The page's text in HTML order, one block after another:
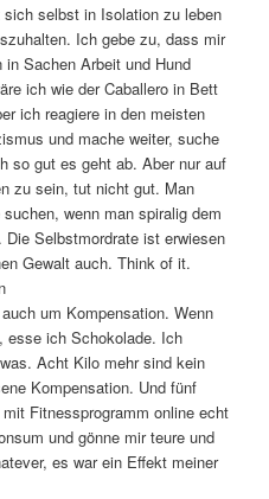
selbst in Isolation zu leben
Ich gebe zu, dass mir
Sachen Arbeit und Hund
ich wie der Caballero in Bett
ich reagiere in den meisten
und mache weiter, suche
so gut es geht ab. Aber nur auf
zu sein, tut nicht gut. Man
wenn man spiralig dem
Selbstmordrate ist erwiesen
Gewalt auch. Think of it.
um Kompensation. Wenn
esse ich Schokolade. Ich
Acht Kilo mehr sind kein
Kompensation. Und fünf
Fitnessprogramm online echt
und gönne mir teure und
es war ein Effekt meiner